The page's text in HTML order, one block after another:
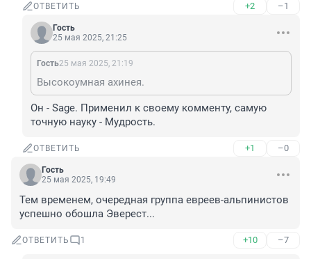
ОТВЕТИТЬ +2 –1
Гость
25 мая 2025, 21:25
Гость25 мая 2025, 21:19
Высокоумная ахинея.
Он - Sage. Применил к своему комменту, самую
точную науку - Мудрость.
ОТВЕТИТЬ +1 –0
Гость
25 мая 2025, 19:49
Тем временем, очередная группа евреев-альпинистов
успешно обошла Эверест...
ОТВЕТИТЬ 1 +10 –7